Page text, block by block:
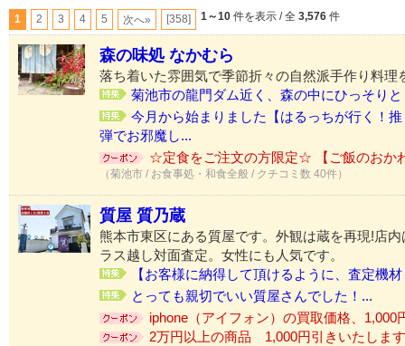
1 2 3 4 5 次へ» [358] 1～10 件を表示 / 全 3,576 件
森の味処 なかむら
落ち着いた雰囲気で季節折々の自然派手作り料理
菊池市の龍門ダム近く、森の中にひっそり
今月から始まりました【はるっちが行く！
弾でお邪魔し...
☆定食をご注文の方限定☆ 【ご飯のおか
（菊池市 / お食事処・和食全般 / クチコミ数 40件）
質屋 質乃蔵
熊本市東区にある質屋です。外観は蔵を再現!店
ラス越し対面査定。女性にも人気です。
【お客様に納得して頂けるように、査定機
とっても親切でいい質屋さんでした！...
iphone（アイフォン）の買取価格、1,000
2万円以上の商品 1,000円引きいたしま